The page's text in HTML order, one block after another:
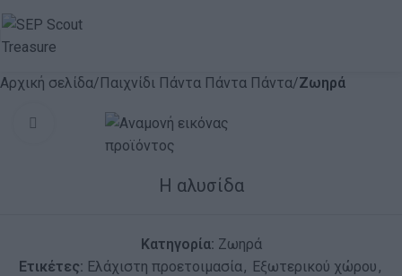
Αρχική σελίδα Παιχνίδι Πάντα Πάντα Πάντα Ζωηρά
Click to enlarge
Η αλυσίδα
Κατηγορία: Ζωηρά
Ετικέτες: Ελάχιστη προετοιμασία, Εξωτερικού χώρου ,